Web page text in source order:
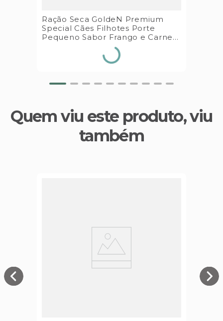
Ração Seca GoldeN Premium
Special Cães Filhotes Porte
Pequeno Sabor Frango e Carne
Quem viu este produto, viu
também